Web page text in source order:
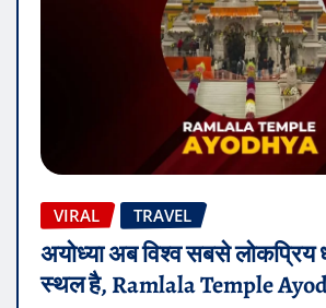
VIRAL TRAVEL
अयोध्या अब विश्व सबसे लोकप्रिय
स्थल है, Ramlala Temple